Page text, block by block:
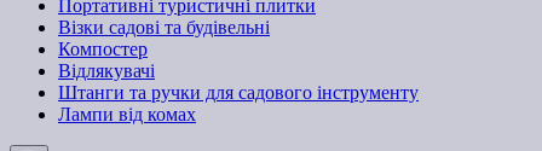
Портативні туристичні плитки
Візки садові та будівельні
Компостер
Відлякувачі
Штанги та ручки для садового інструменту
Лампи від комах